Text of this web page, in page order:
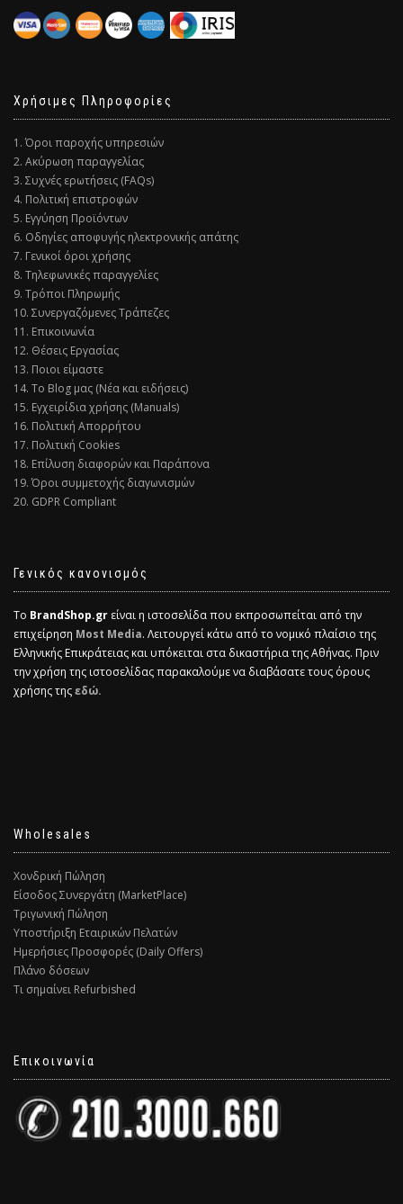
Χρήσιμες Πληροφορίες
1. Όροι παροχής υπηρεσιών
2. Ακύρωση παραγγελίας
3. Συχνές ερωτήσεις (FAQs)
4. Πολιτική επιστροφών
5. Εγγύηση Προϊόντων
6. Οδηγίες αποφυγής ηλεκτρονικής απάτης
7. Γενικοί όροι χρήσης
8. Τηλεφωνικές παραγγελίες
9. Τρόποι Πληρωμής
10. Συνεργαζόμενες Τράπεζες
11. Επικοινωνία
12. Θέσεις Εργασίας
13. Ποιοι είμαστε
14. Το Blog μας (Νέα και ειδήσεις)
15. Εγχειρίδια χρήσης (Manuals)
16. Πολιτική Απορρήτου
17. Πολιτική Cookies
18. Επίλυση διαφορών και Παράπονα
19. Όροι συμμετοχής διαγωνισμών
20. GDPR Compliant
Γενικός κανονισμός
Το BrandShop.gr είναι η ιστοσελίδα που εκπροσωπείται από την
επιχείρηση Most Media. Λειτουργεί κάτω από το νομικό πλαίσιο της
Ελληνικής Επικράτειας και υπόκειται στα δικαστήρια της Αθήνας. Πριν
την χρήση της ιστοσελίδας παρακαλούμε να διαβάσατε τους όρους
χρήσης τηςεδώ.
Wholesales
Χονδρική Πώληση
Είσοδος Συνεργάτη (MarketPlace)
Τριγωνική Πώληση
Υποστήριξη Εταιρικών Πελατών
Ημερήσιες Προσφορές (Daily Offers)
Πλάνο δόσεων
Τι σημαίνει Refurbished
Επικοινωνία